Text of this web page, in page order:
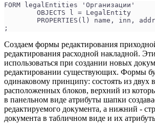
FORM legalEntities 'Организации'
	OBJECTS l = LegalEntity
PROPERTIES(l) name, inn,
;
Создаем формы редактирования
редактирования расходной накладной.
использоваться при создании новых
редактировании существующих. Формы
одинаковому принципу: состоять из двух
расположенных блоков, верхний из
в панельном виде атрибуты шапки
редактируемого документа, а нижний -
документа в табличном виде и их